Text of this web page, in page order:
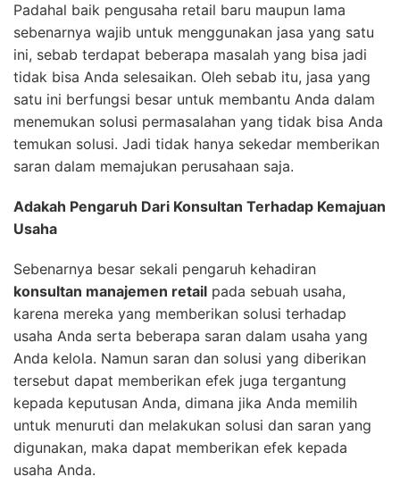
Padahal baik pengusaha retail baru maupun lama
sebenarnya wajib untuk menggunakan jasa yang satu
ini, sebab terdapat beberapa masalah yang bisa jadi
tidak bisa Anda selesaikan. Oleh sebab itu, jasa yang
satu ini berfungsi besar untuk membantu Anda dalam
menemukan solusi permasalahan yang tidak bisa Anda
temukan solusi. Jadi tidak hanya sekedar memberikan
saran dalam memajukan perusahaan saja.
Adakah Pengaruh Dari Konsultan Terhadap Kemajuan
Usaha
Sebenarnya besar sekali pengaruh kehadiran
konsultan manajemen retail pada sebuah usaha,
karena mereka yang memberikan solusi terhadap
usaha Anda serta beberapa saran dalam usaha yang
Anda kelola. Namun saran dan solusi yang diberikan
tersebut dapat memberikan efek juga tergantung
kepada keputusan Anda, dimana jika Anda memilih
untuk menuruti dan melakukan solusi dan saran yang
digunakan, maka dapat memberikan efek kepada
usaha Anda.